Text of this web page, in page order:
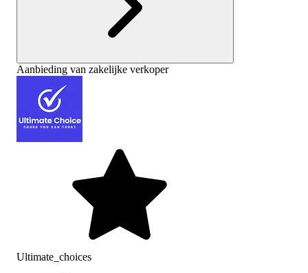
Aanbieding van zakelijke verkoper
Ultimate_choices